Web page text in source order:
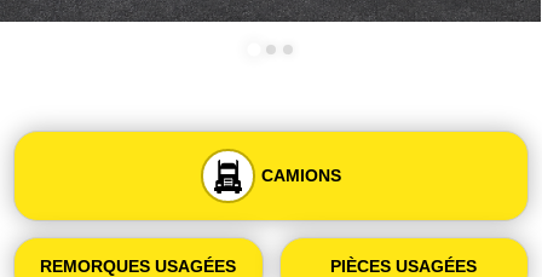
CAMIONS
REMORQUES USAGÉES PIÈCES USAGÉES